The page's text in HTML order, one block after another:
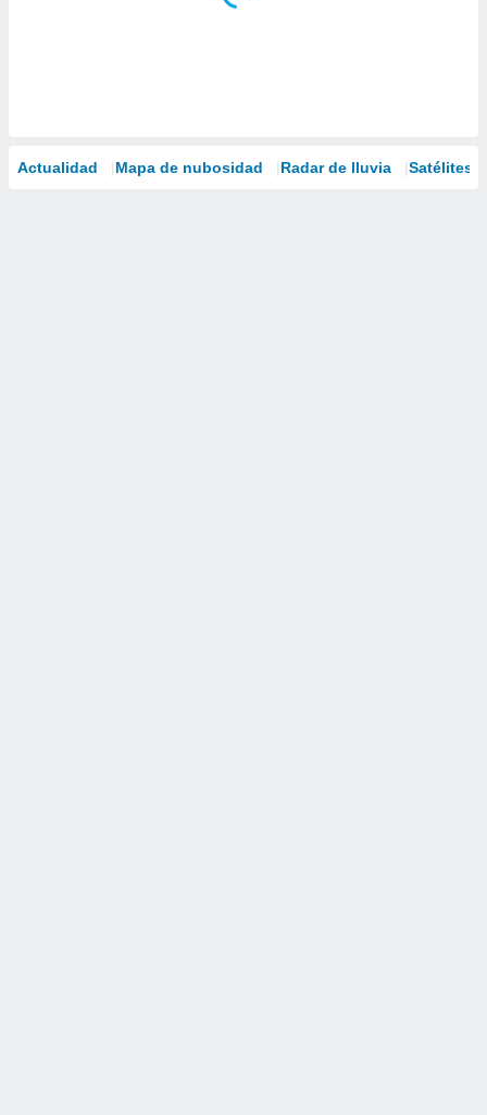
Actualidad Mapa de nubosidad Radar de lluvia Satélites